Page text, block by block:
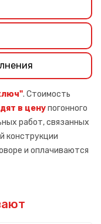
. Стоимость
в ценупогонного
работ, связанных
конструкции
и оплачиваются